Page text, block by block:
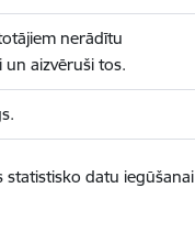
nerādītu
un aizvēruši tos.
statistisko datu iegūšanai